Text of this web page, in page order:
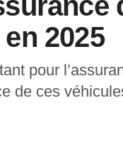
2025
pour
de ces